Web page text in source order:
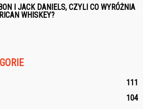
I JACK DANIELS, CZYLI CO WYRÓŻNIA
WHISKEY?
111
104